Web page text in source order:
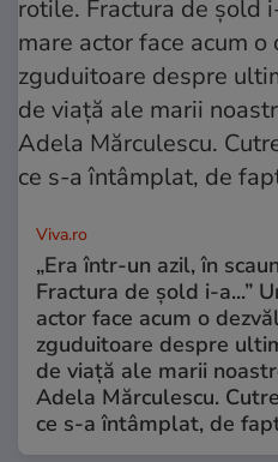
Viva.ro
„Era într-un azil, în
Fractura de șold i-a...”
actor face acum o
zguduitoare despre
de viață ale marii
Adela Mărculescu.
ce s-a întâmplat, de